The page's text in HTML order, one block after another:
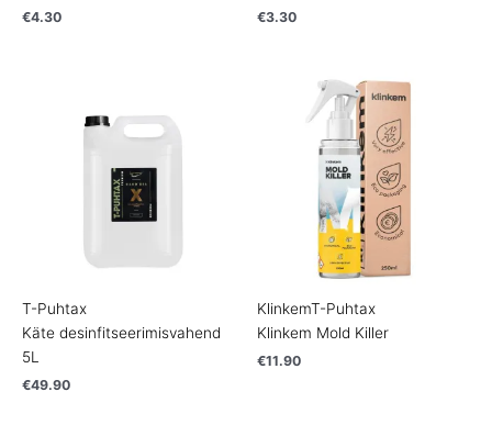
€4.30 €3.30
T-Puhtax
Käte desinfitseerimisvahend
5L
€49.90
KlinkemT-Puhtax
Klinkem Mold Killer
€11.90